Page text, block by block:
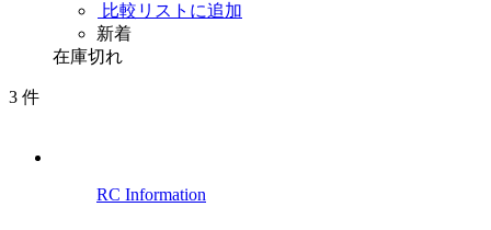
比較リストに追加
新着
在庫切れ
3 件
RC Information